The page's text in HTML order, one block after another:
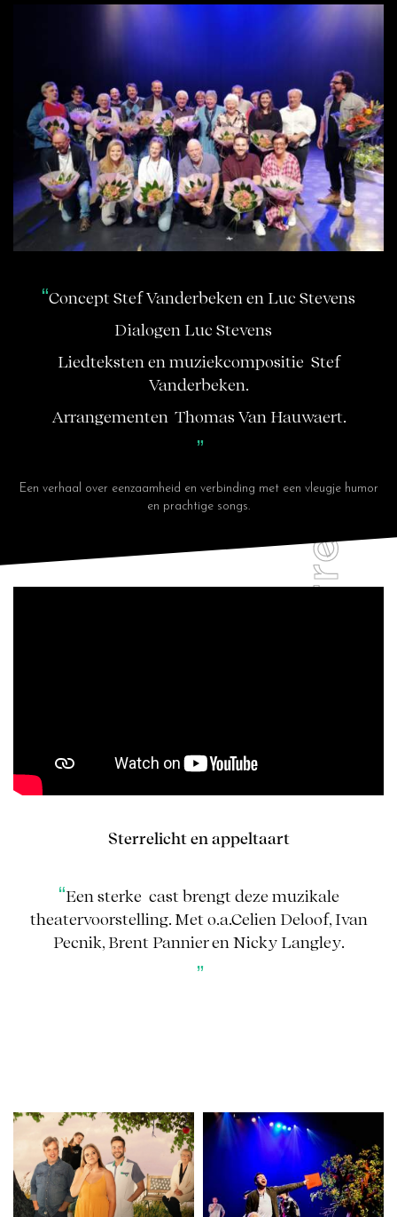
Concept Stef Vanderbeken en Luc Stevens
Dialogen Luc Stevens
Liedteksten en muziekcompositie Stef
Vanderbeken.
Arrangementen Thomas Van Hauwaert.
Een verhaal over eenzaamheid en verbinding met een vleugje humor
en prachtige songs.
Sterrelicht en appeltaart
Een sterke cast brengt deze muzikale
theatervoorstelling. Met o.a.Celien Deloof, Ivan
Pecnik, Brent Pannier en Nicky Langley.
Sterrelicht en appeltaart